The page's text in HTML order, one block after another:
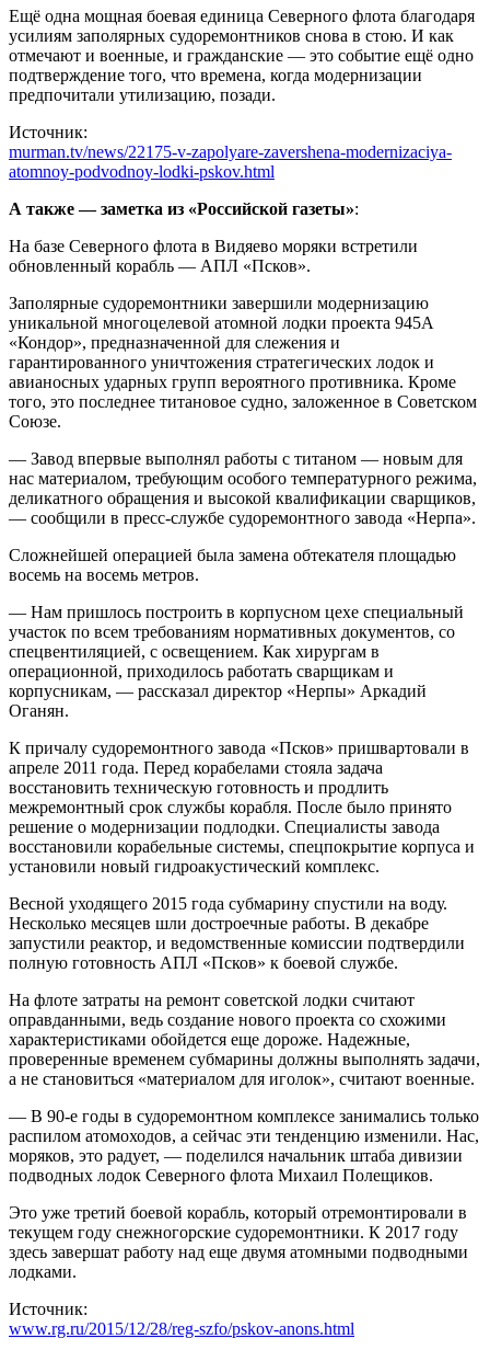
Ещё одна мощная боевая единица Северного флота благодаря
усилиям заполярных судоремонтников снова в стою. И как
отмечают и военные, и гражданские — это событие ещё одно
подтверждение того, что времена, когда модернизации
предпочитали утилизацию, позади.
Источник:
murman.tv/news/22175-v-zapolyare-zavershena-modernizaciya-
atomnoy-podvodnoy-lodki-pskov.html
А также — заметка из «Российской газеты»:
На базе Северного флота в Видяево моряки встретили
обновленный корабль — АПЛ «Псков».
Заполярные судоремонтники завершили модернизацию
уникальной многоцелевой атомной лодки проекта 945А
«Кондор», предназначенной для слежения и
гарантированного уничтожения стратегических лодок и
авианосных ударных групп вероятного противника. Кроме
того, это последнее титановое судно, заложенное в Советском
Союзе.
— Завод впервые выполнял работы с титаном — новым для
нас материалом, требующим особого температурного режима,
деликатного обращения и высокой квалификации сварщиков,
— сообщили в пресс-службе судоремонтного завода «Нерпа».
Сложнейшей операцией была замена обтекателя площадью
восемь на восемь метров.
— Нам пришлось построить в корпусном цехе специальный
участок по всем требованиям нормативных документов, со
спецвентиляцией, с освещением. Как хирургам в
операционной, приходилось работать сварщикам и
корпусникам, — рассказал директор «Нерпы» Аркадий
Оганян.
К причалу судоремонтного завода «Псков» пришвартовали в
апреле 2011 года. Перед корабелами стояла задача
восстановить техническую готовность и продлить
межремонтный срок службы корабля. После было принято
решение о модернизации подлодки. Специалисты завода
восстановили корабельные системы, спецпокрытие корпуса и
установили новый гидроакустический комплекс.
Весной уходящего 2015 года субмарину спустили на воду.
Несколько месяцев шли достроечные работы. В декабре
запустили реактор, и ведомственные комиссии подтвердили
полную готовность АПЛ «Псков» к боевой службе.
На флоте затраты на ремонт советской лодки считают
оправданными, ведь создание нового проекта со схожими
характеристиками обойдется еще дороже. Надежные,
проверенные временем субмарины должны выполнять задачи,
а не становиться «материалом для иголок», считают военные.
— В 90-е годы в судоремонтном комплексе занимались только
распилом атомоходов, а сейчас эти тенденцию изменили. Нас,
моряков, это радует, — поделился начальник штаба дивизии
подводных лодок Северного флота Михаил Полещиков.
Это уже третий боевой корабль, который отремонтировали в
текущем году снежногорские судоремонтники. К 2017 году
здесь завершат работу над еще двумя атомными подводными
лодками.
Источник:
www.rg.ru/2015/12/28/reg-szfo/pskov-anons.html